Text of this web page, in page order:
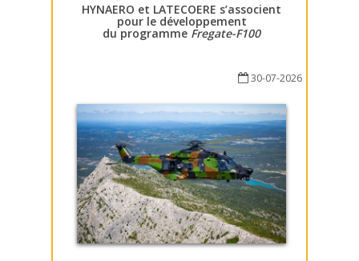
HYNAERO et LATECOERE s’associent
pour le développement
du programme Fregate-F100
30-07-2026